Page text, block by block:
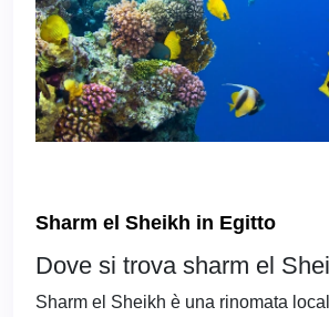
Sharm el Sheikh in Egitto
Dove si trova sharm el
Sharm el Sheikh è una rinomata